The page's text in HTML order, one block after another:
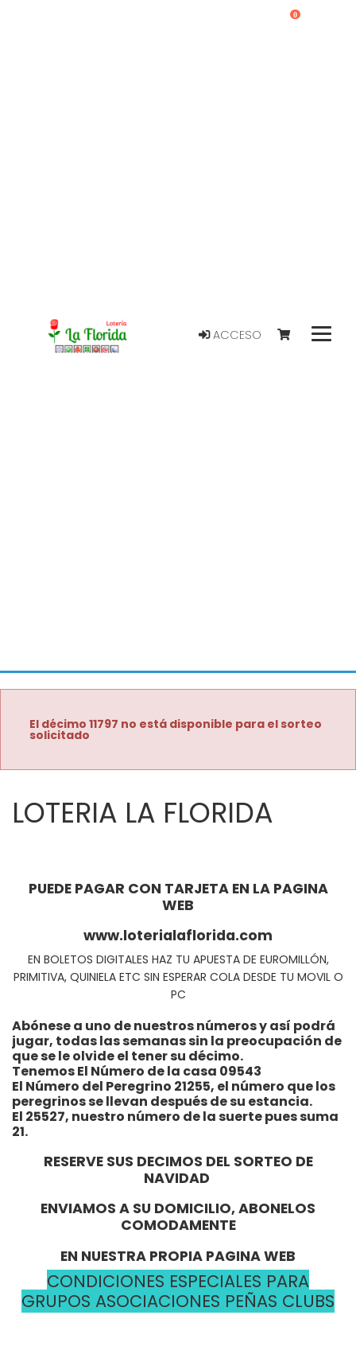
ACCESO
0
El décimo 11797 no está disponible para el sorteo
solicitado
LOTERIA LA FLORIDA
PUEDE PAGAR CON TARJETA EN LA PAGINA
WEB
www.loterialaflorida.com
EN BOLETOS DIGITALES HAZ TU APUESTA DE EUROMILLÓN,
PRIMITIVA, QUINIELA ETC SIN ESPERAR COLA DESDE TU MOVIL O
PC
Abónese a uno de nuestros números y así podrá
jugar, todas las semanas sin la preocupación de
que se le olvide el tener su décimo.
Tenemos El Número de la casa 09543
El Número del Peregrino 21255, el número que los
peregrinos se llevan después de su estancia.
El 25527, nuestro número de la suerte pues suma
21.
RESERVE SUS DECIMOS DEL SORTEO DE
NAVIDAD
ENVIAMOS A SU DOMICILIO, ABONELOS
COMODAMENTE
EN NUESTRA PROPIA PAGINA WEB
CONDICIONES ESPECIALES PARA
GRUPOS ASOCIACIONES PEÑAS CLUBS